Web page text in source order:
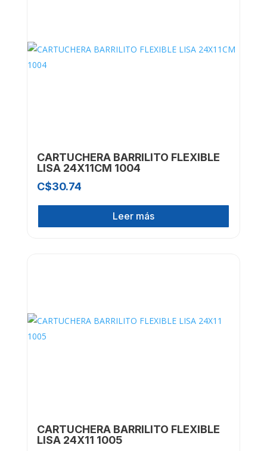
CARTUCHERA BARRILITO FLEXIBLE
LISA 24X11CM 1004
C$30.74
Leer más
CARTUCHERA BARRILITO FLEXIBLE
LISA 24X11 1005